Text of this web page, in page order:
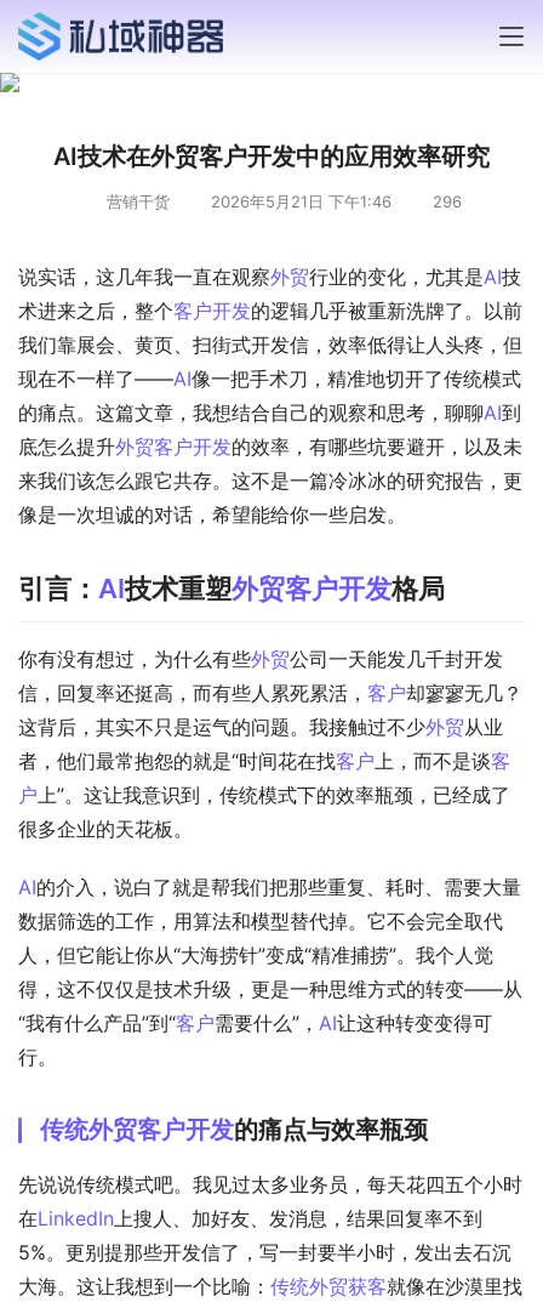
AI技术在外贸客户开发中的应用效率研究
营销干货 2026年5月21日 下午1:46 296
说实话，这几年我一直在观察外贸行业的变化，尤其是AI技
术进来之后，整个客户开发的逻辑几乎被重新洗牌了。以前
我们靠展会、黄页、扫街式开发信，效率低得让人头疼，但
现在不一样了——AI像一把手术刀，精准地切开了传统模式
的痛点。这篇文章，我想结合自己的观察和思考，聊聊AI到
底怎么提升外贸客户开发的效率，有哪些坑要避开，以及未
来我们该怎么跟它共存。这不是一篇冷冰冰的研究报告，更
像是一次坦诚的对话，希望能给你一些启发。
引言： AI技术重塑外贸客户开发格局
你有没有想过，为什么有些外贸公司一天能发几千封开发
信，回复率还挺高，而有些人累死累活， 客户却寥寥无几？
这背后，其实不只是运气的问题。我接触过不少外贸从业
者，他们最常抱怨的就是“时间花在找客户上，而不是谈客
户上”。这让我意识到，传统模式下的效率瓶颈，已经成了
很多企业的天花板。
AI的介入，说白了就是帮我们把那些重复、耗时、需要大量
数据筛选的工作，用算法和模型替代掉。它不会完全取代
人，但它能让你从“大海捞针”变成“精准捕捞”。我个人觉
得，这不仅仅是技术升级，更是一种思维方式的转变——从
“我有什么产品”到“客户需要什么”， AI让这种转变变得可
行。
传统外贸客户开发的痛点与效率瓶颈
先说说传统模式吧。我见过太多业务员，每天花四五个小时
在LinkedIn上搜人、加好友、发消息，结果回复率不到
5%。更别提那些开发信了，写一封要半小时，发出去石沉
大海。这让我想到一个比喻： 传统外贸获客就像在沙漠里找